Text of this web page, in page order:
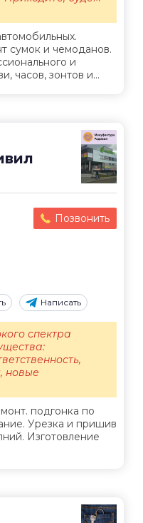
сумок и чемоданов.
и
часов, зонтов и...
Позвонить
Написать
подгонка по
Урезка и пришив
Изготовление
спектра
новые